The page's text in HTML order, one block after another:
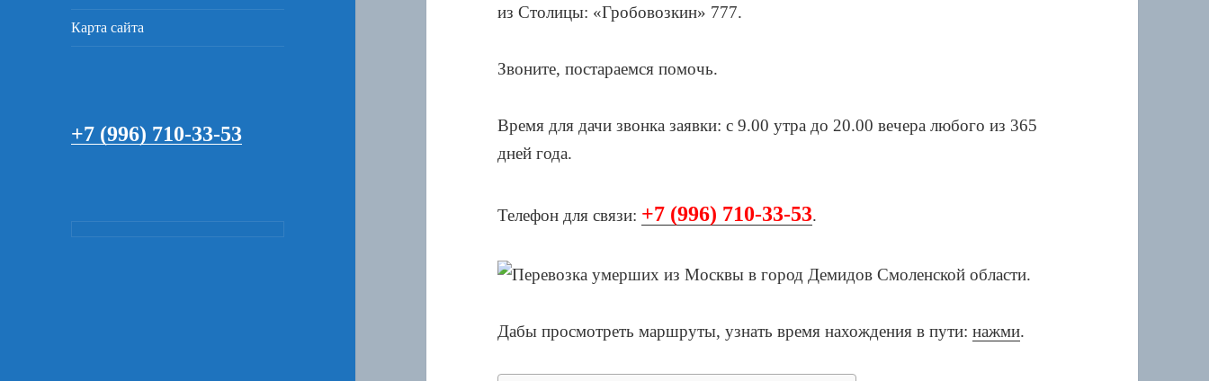
Карта сайта
+7 (996) 710-33-53
из Столицы: «Гробовозкин» 777.
Звоните, постараемся помочь.
Время для дачи звонка заявки: с 9.00 утра до 20.00 вечера любого из 365
дней года.
Телефон для связи: +7 (996) 710-33-53.
Дабы просмотреть маршруты, узнать время нахождения в пути:нажми.